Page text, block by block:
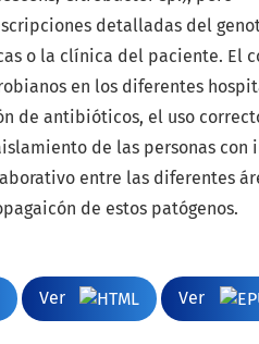
detalladas del
o la clínica del paciente. El
en los diferentes
de antibióticos, el uso
de las personas
entre las diferentes
de estos patógenos.
Ver Ver